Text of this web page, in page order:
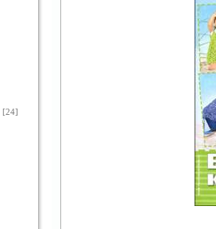
[24]